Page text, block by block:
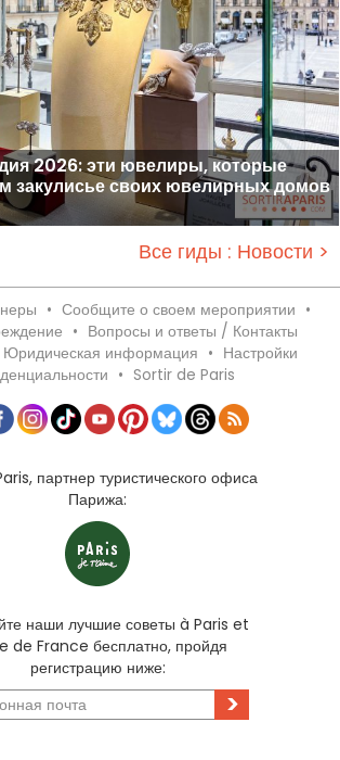
2026: эти ювелиры, которые
закулисье своих ювелирных домов
Все гиды : Новости >
• Сообщите о своем мероприятии •
• Вопросы и ответы / Контакты
Юридическая информация • Настройки
• Sortir de Paris
партнер туристического офиса
Парижа:
наши лучшие советы à Paris et
de France бесплатно, пройдя
регистрацию ниже:
>